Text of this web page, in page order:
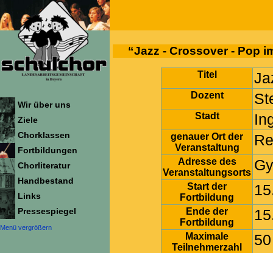
Wir über uns
Ziele
Chorklassen
Fortbildungen
Chorliteratur
Handbestand
Links
Pressespiegel
Menü vergrößern
“Jazz - Crossover - Pop
Titel
Dozent
Stadt
genauer Ort der
Veranstaltung
Adresse des
Veranstaltungsorts
Start der
Fortbildung
Ende der
Fortbildung
Maximale
Teilnehmerzahl
50